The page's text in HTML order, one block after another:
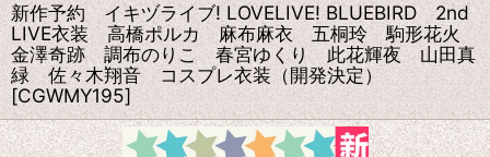
新作予約 イキヅライブ! LOVELIVE! BLUEBIRD 2nd
LIVE衣装 高橋ポルカ 麻布麻衣 五桐玲 駒形花火
金澤奇跡 調布のりこ 春宮ゆくり 此花輝夜 山田真
緑 佐々木翔音 コスプレ衣装（開発決定）
[CGWMY195]